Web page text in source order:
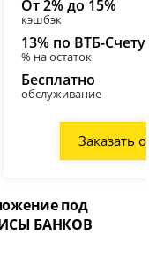
От 2% до 15%
кэшбэк
13% по ВТБ-Счету
% на остаток
Бесплатно
обслуживание
Заказать
под
БАНКОВ